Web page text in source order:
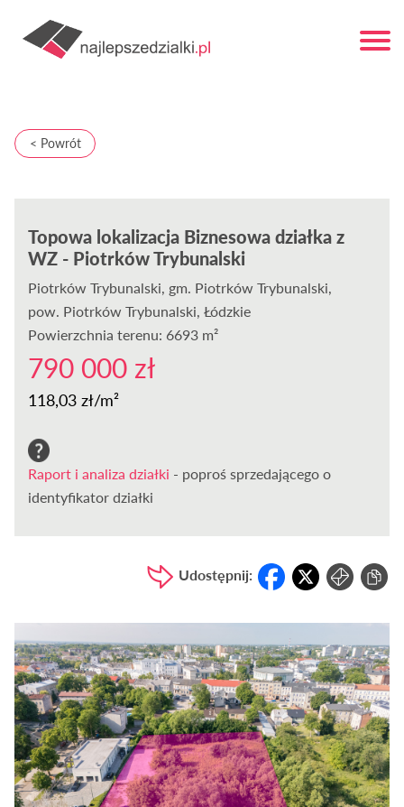
< Powrót
Topowa lokalizacja Biznesowa działka z
WZ - Piotrków Trybunalski
Piotrków Trybunalski, gm. Piotrków Trybunalski,
pow. Piotrków Trybunalski, Łódzkie
Powierzchnia terenu: 6693 m²
790 000 zł
118,03 zł/m²
Raport i analiza działki - poproś sprzedającego o
identyfikator działki
Udostępnij: